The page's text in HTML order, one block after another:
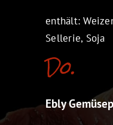
enthält:
Sellerie, Soja
Do.
Ebly